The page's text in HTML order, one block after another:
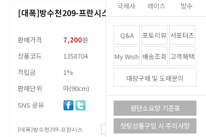
극세사 레이스 방수
Q&A 포토리뷰 서포터즈
My Wish 배송조회 고객혜택
대량구매 및 도매문의
원단소요량 기준표
컷팅상품구입 시 주의사항
[대폭]방수천209-프란시스
판매가격 7,200원
상품코드
1358704
적립금
1%
판매단위
마(90cm)
SNS 공유
[대폭]방수천209-프란시스 7,200 원